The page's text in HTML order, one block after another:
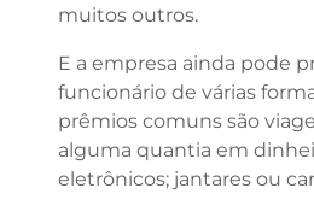
muitos outros.
E a empresa ainda pode
funcionário de várias
prêmios comuns são
alguma quantia em
eletrônicos; jantares ou